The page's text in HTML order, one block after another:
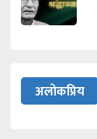
अलोकप्रिय